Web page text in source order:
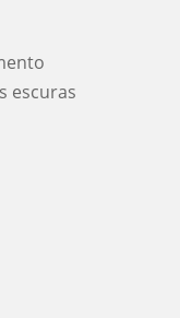
escuras